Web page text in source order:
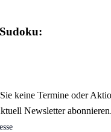
keine Termine oder
Newsletter abonnieren.